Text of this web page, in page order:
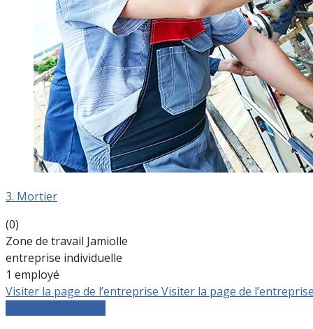
3. Mortier
(0)
Zone de travail Jamiolle
entreprise individuelle
1 employé
Visiter la page de l’entreprise Visiter la page de